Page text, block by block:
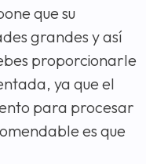
que su
grandes y así
proporcionarle
ya que el
para procesar
es que